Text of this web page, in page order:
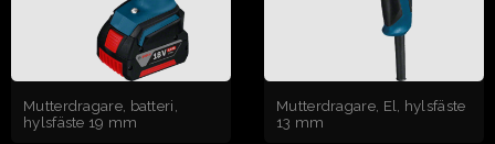
Mutterdragare, batteri,
hylsfäste 19 mm
Mutterdragare, El, hylsfäste
13 mm